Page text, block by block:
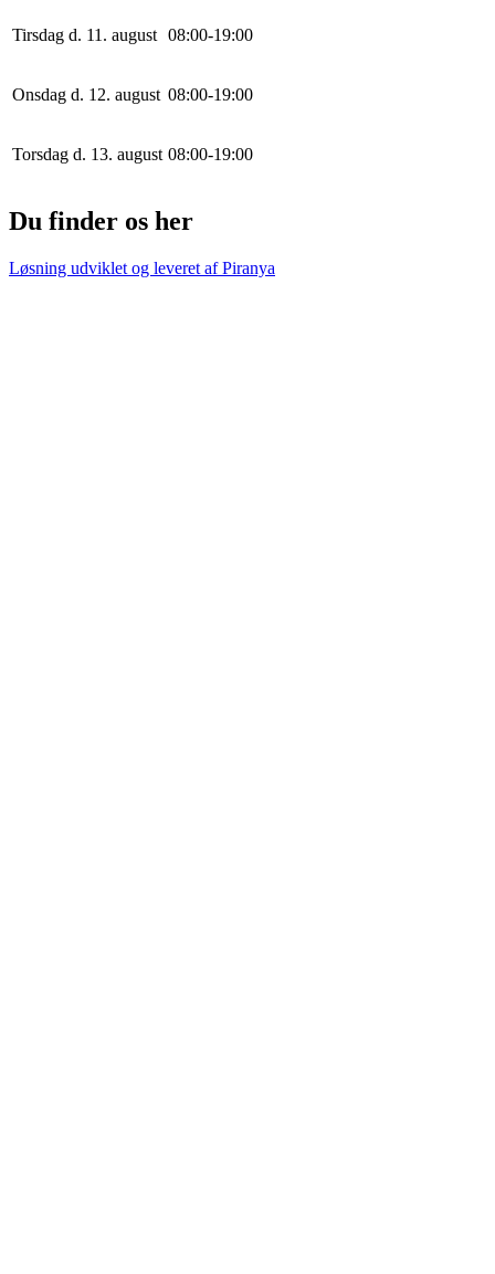
Tirsdag d. 11. august 08:00-19:00
Onsdag d. 12. august 08:00-19:00
Torsdag d. 13. august 08:00-19:00
Du finder os her
Løsning udviklet og leveret afPiranya